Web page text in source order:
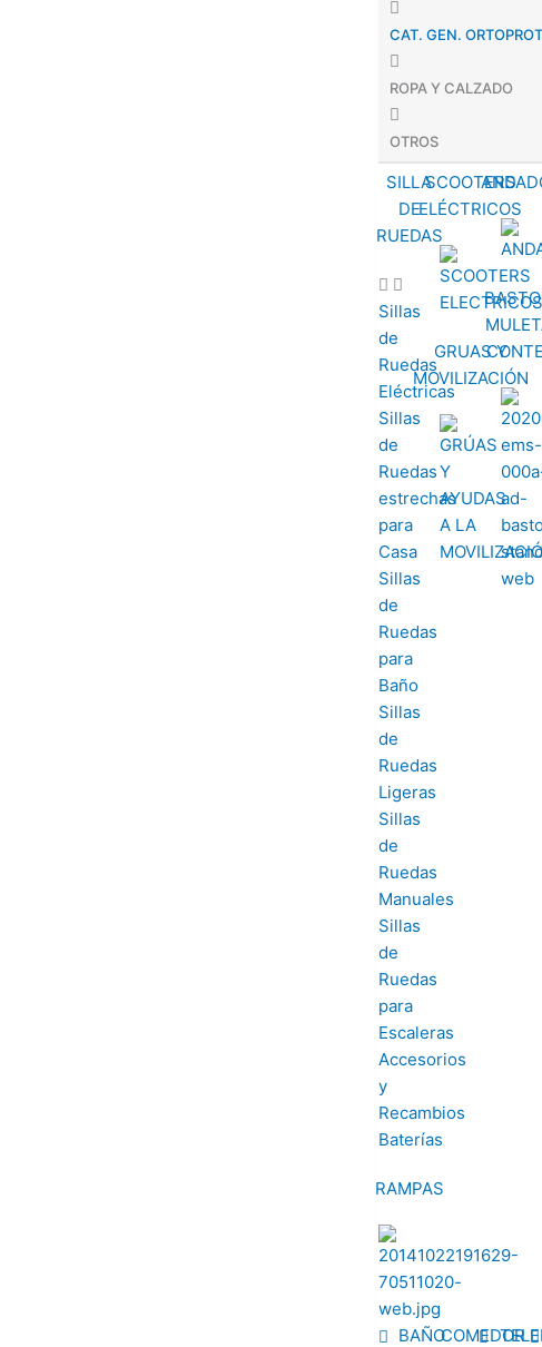
CAT. GEN.
ROPA Y CALZADO
OTROS
SILLA
DE
RUEDAS
Sillas
de
Ruedas
Eléctricas
Sillas
de
Ruedas
estrechas
para
Casa
Sillas
de
Ruedas
para
Baño
Sillas
de
Ruedas
Ligeras
Sillas
de
Ruedas
Manuales
Sillas
de
Ruedas
para
Escaleras
Accesorios
y
Recambios
Baterías
RAMPAS
SCOOTERS
ELÉCTRICOS
GRUAS Y
MOVILIZACIÓN
BAÑOCOMEDOR